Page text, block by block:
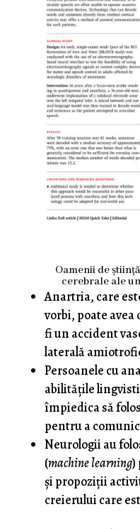
Oamenii de
cerebrale ale
Anartria, care
vorbi, poate avea
fi un accident
laterală
Persoanele cu
abilitățile
împiedica să
pentru a
Neurologii au
(machine learning)
și propoziții
creierului care